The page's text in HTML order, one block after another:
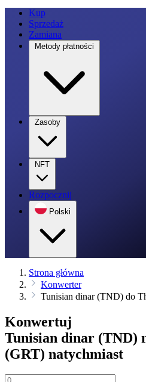
Kup
Sprzedaż
Zamiana
Metody płatności
Zasoby
NFT
Rozpocznij
Polski
Strona główna
Konwerter
Tunisian dinar (TND) do
Konwertuj
Tunisian dinar (TND)
(GRT) natychmiast